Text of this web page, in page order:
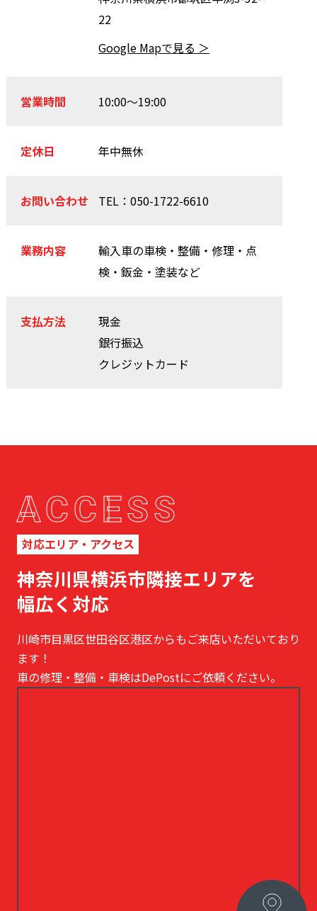
22
Google Mapで見る ＞
営業時間 10:00〜19:00
定休日 年中無休
お問い合わせ TEL： 050-1722-6610
業務内容
輸入車の車検・整備・修理・点
検・鈑金・塗装など
支払方法
現金
銀行振込
クレジットカード
ACCESS
対応エリア・アクセス
神奈川県横浜市隣接エリアを
幅広く対応
川崎市目黒区世田谷区港区からもご来店いただいており
ます！
車の修理・整備・車検はDePostにご依頼ください。